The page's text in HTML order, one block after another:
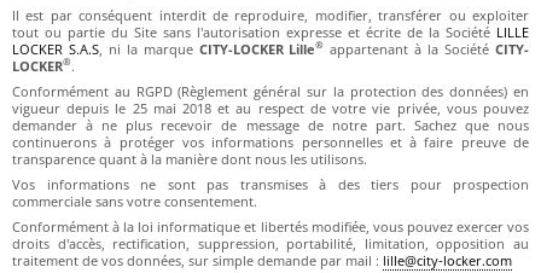
Il est par conséquent interdit de reproduire, modifier, transférer ou exploiter
tout ou partie du Site sans l'autorisation expresse et écrite de la Société LILLE
LOCKER S.A.S, ni la marque CITY-LOCKER Lille® appartenant à la SociétéCITY-
LOCKER®.
Conformément au RGPD (Règlement général sur la protection des données) en
vigueur depuis le 25 mai 2018 et au respect de votre vie privée, vous pouvez
demander à ne plus recevoir de message de notre part. Sachez que nous
continuerons à protéger vos informations personnelles et à faire preuve de
transparence quant à la manière dont nous les utilisons.
Vos informations ne sont pas transmises à des tiers pour prospection
commerciale sans votre consentement.
Conformément à la loi informatique et libertés modifiée, vous pouvez exercer vos
droits d'accès, rectification, suppression, portabilité, limitation, opposition au
traitement de vos données, sur simple demande par mail : lille@city-locker.com